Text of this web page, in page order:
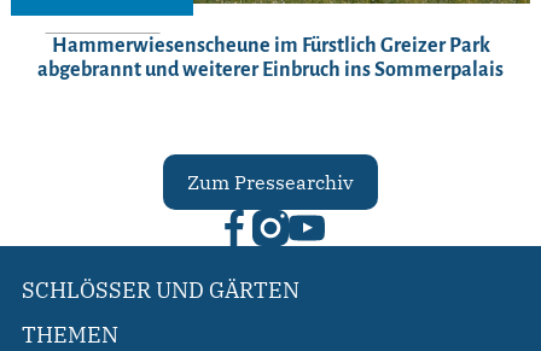
Hammerwiesenscheune im Fürstlich Greizer Park
abgebrannt und weiterer Einbruch ins Sommerpalais
Zum Pressearchiv
SCHLÖSSER UND GÄRTEN
THEMEN